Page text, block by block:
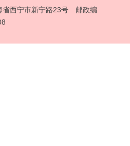
省西宁市新宁路23号 邮政编